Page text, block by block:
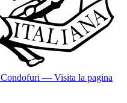
Condofuri — Visita la pagina